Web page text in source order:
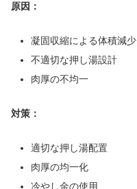
原因：
凝固収縮による体積減少
不適切な押し湯設計
肉厚の不均一
対策：
適切な押し湯配置
肉厚の均一化
冷やし金の使用